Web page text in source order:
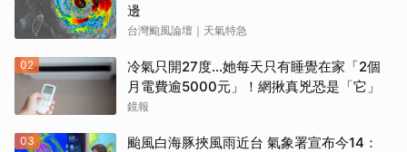
邊
台灣颱風論壇｜天氣特急
02
冷氣只開27度…她每天只有睡覺在家「2個
月電費逾5000元」！網揪真兇恐是「它」
鏡報
03
颱風白海豚挾風雨近台 氣象署宣布今14：